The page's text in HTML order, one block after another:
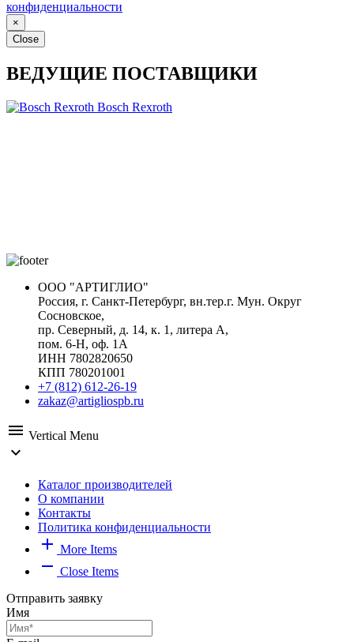
конфиденциальности
×
Close
ВЕДУЩИЕ ПОСТАВЩИКИ
Bosch Rexroth
ООО "АРТИГЛИО"
Россия, г. Санкт-Петербург, вн.тер.г. Мун. Округ
Сосновское,
пр. Северный, д. 14, к. 1, литера А,
пом. 6-Н, оф. 1А
ИНН 7802820650
КПП 780201001
+7 (812) 612-26-19
zakaz@artigliospb.ru
menu Vertical Menu
expand_more
Каталог производителей
О компании
Контакты
Политика конфиденциальности
add More Items
remove Close Items
Отправить заявку
Имя